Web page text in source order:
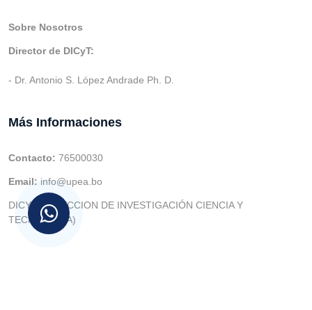
Sobre Nosotros
Director de DICyT:
- Dr. Antonio S. López Andrade Ph. D.
Más Informaciones
Contacto: 76500030
Email: info@upea.bo
DICYT (DIRECCION DE INVESTIGACIÓN CIENCIA Y
TECNOLOGIA)